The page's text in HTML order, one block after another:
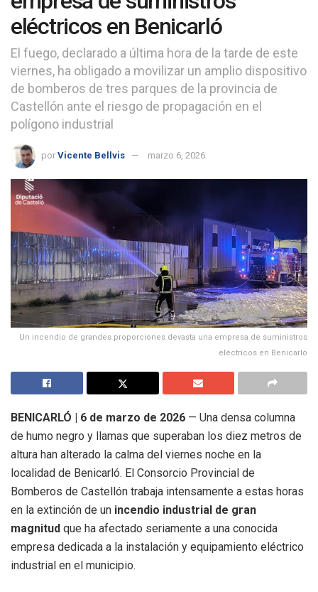
eléctricos en Benicarló
El fuego, declarado a última hora de la tarde de este
viernes, ha obligado a movilizar un amplio dispositivo
de bomberos de tres parques de la provincia de
Castellón ante el riesgo de propagación en el
polígono industrial
por Vicente Bellvis marzo 6, 2026
Un incendio de grandes proporciones devasta una empresa de suministros
eléctricos en Benicarló
BENICARLÓ | 6 de marzo de 2026 — Una densa columna
de humo negro y llamas que superaban los diez metros de
altura han alterado la calma del viernes noche en la
localidad de Benicarló. El Consorcio Provincial de
Bomberos de Castellón trabaja intensamente a estas horas
en la extinción de un incendio industrial de gran
magnitud que ha afectado seriamente a una conocida
empresa dedicada a la instalación y equipamiento eléctrico
industrial en el municipio.